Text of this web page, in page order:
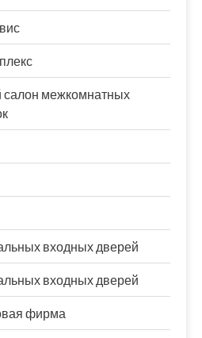
межкомнатных
входных дверей
входных дверей
фирма